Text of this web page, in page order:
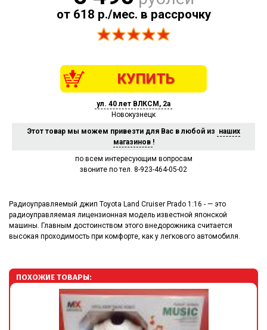
от 618 р./мес. в рассрочку
КУПИТЬ
ул. 40 лет ВЛКСМ, 2а
Новокузнецк
Этот товар мы можем привезти для Вас в любой из наших
магазинов !
по всем интересующим вопросам
звоните по тел. 8-923-464-05-02
Радиоуправляемый джип Toyota Land Cruiser Prado 1:16 - — это
радиоуправляемая лицензионная модель известной японской
машины. Главным достоинством этого внедорожника считается
высокая проходимость при комфорте, как у легкового автомобиля.
ПОХОЖИЕ ТОВАРЫ: